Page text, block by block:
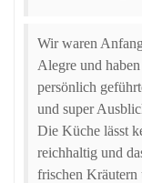
Wir waren
Alegre und
persönlich
und super
Die Küche lässt
reichhaltig und
frischen Kräutern